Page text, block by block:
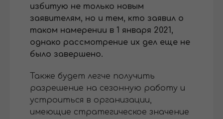
избитую не только новым
заявителям, но и тем, кто заявил о
таком намерении в 1 января 2021,
однако рассмотрение их дел еще не
было завершено.
Также будет легче получить
разрешение на сезонную работу и
устроиться в организации,
имеющие стратегическое значение